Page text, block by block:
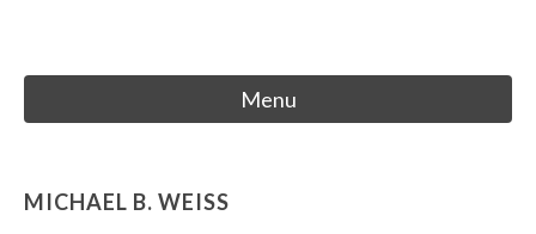
Menu
MICHAEL B. WEISS